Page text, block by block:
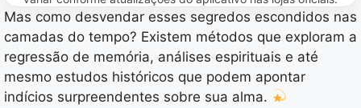
Mas como desvendar esses segredos escondidos nas
camadas do tempo? Existem métodos que exploram a
regressão de memória, análises espirituais e até
mesmo estudos históricos que podem apontar
indícios surpreendentes sobre sua alma.